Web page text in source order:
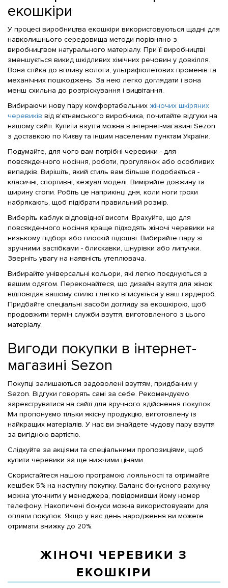
екошкіри
У процесі виробництва екошкіри використовуються щадні для
навколишнього середовища методи порівняно з
виробництвом натурального матеріалу. При її виробництві
зменшується викид шкідливих хімічних речовин у довкілля.
Вона стійка до впливу вологи, ультрафіолетових променів та
механічних пошкоджень. За нею легко доглядати і вона
менш схильна до розтріскування і вицвітання.
Вибираючи нову пару комфортабельних жіночих шкіряних
черевиків від в'єтнамського виробника, почитайте відгуки на
нашому сайті. Купити взуття можна в інтернет-магазині Sezon
з доставкою по Києву та іншим населеним пунктам України.
Подумайте, для чого вам потрібні черевики - для
повсякденного носіння, роботи, прогулянок або особливих
випадків. Вирішіть, який стиль вам більше подобається -
класичні, спортивні, кежуал моделі. Виміряйте довжину та
ширину стопи. Робіть це наприкінці дня, коли ноги трохи
набрякають, щоб підібрати правильний розмір.
Виберіть каблук відповідної висоти. Врахуйте, що для
повсякденного носіння краще підходять жіночі черевики на
низькому підборі або плоскій підошві. Вибирайте пару зі
зручними застібками - блискавки, шнурівки або липучки.
Зверніть увагу на наявність утеплювача.
Вибирайте універсальні кольори, які легко поєднуються з
вашим одягом. Переконайтеся, що дизайн взуття для жінок
відповідає вашому стилю і легко вписується у ваш гардероб.
Придбайте спеціальні засоби догляду за екошкірою, щоб
продовжити термін служби взуття, виготовленого з цього
матеріалу.
Вигоди покупки в інтернет-
магазині Sezon
Покупці залишаються задоволені взуттям, придбаним у
Sezon. Відгуки говорять самі за себе. Рекомендуємо
зареєструватися на сайті для зручного здійснення покупок.
Ми пропонуємо тільки якісну продукцію, виготовлену із
найкращих матеріалів. У нас ви знайдете чудову пару взуття
за вигідною вартістю.
Слідкуйте за акціями та спеціальними пропозиціями, щоб
купити черевики за ще нижчими цінами.
Скористайтеся нашою програмою лояльності та отримайте
кешбек 5% на наступну покупку. Баланс бонусного рахунку
можна уточнити у менеджера, повідомивши йому номер
телефону. Накопичені бонуси можна використовувати для
оплати покупок. Якщо у вас день народження ви можете
отримати знижку до 20%.
ЖІНОЧІ ЧЕРЕВИКИ З
ЕКОШКІРИ